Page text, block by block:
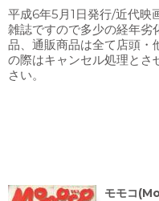
平成6年5月1日発行/近代映
雑誌ですので多少の経年劣
品、通販商品は全て店頭・
の際はキャンセル処理とさ
さい。
モモコ